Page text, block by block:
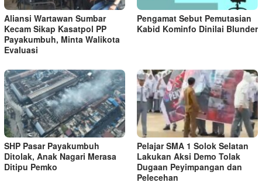
Aliansi Wartawan Sumbar
Kecam Sikap Kasatpol PP
Payakumbuh, Minta Walikota
Evaluasi
Pengamat Sebut Pemutasian
Kabid Kominfo Dinilai Blunder
SHP Pasar Payakumbuh
Ditolak, Anak Nagari Merasa
Ditipu Pemko
Pelajar SMA 1 Solok Selatan
Lakukan Aksi Demo Tolak
Dugaan Peyimpangan dan
Pelecehan